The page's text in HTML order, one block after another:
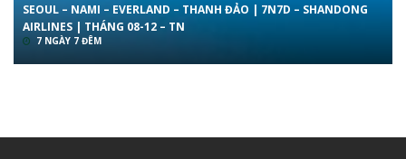
SEOUL – NAMI – EVERLAND – THANH ĐẢO | 7N7D – SHANDONG
AIRLINES | THÁNG 08-12 – TN
7 NGÀY 7 ĐÊM